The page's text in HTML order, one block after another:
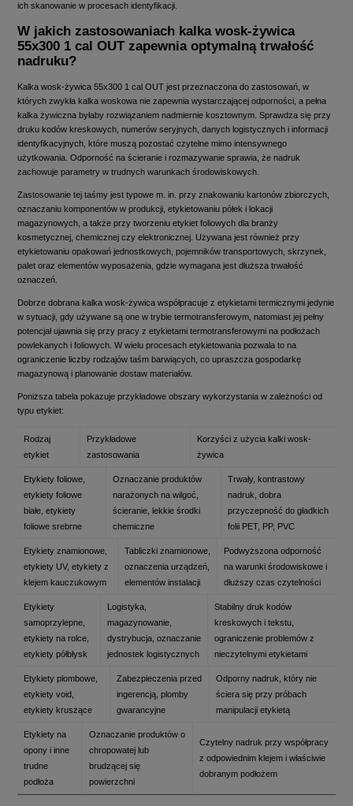
ich skanowanie w procesach identyfikacji.
W jakich zastosowaniach kalka wosk-żywica
55x300 1 cal OUT zapewnia optymalną trwałość
nadruku?
Kalka wosk-żywica 55x300 1 cal OUT jest przeznaczona do zastosowań, w
których zwykła kalka woskowa nie zapewnia wystarczającej odporności, a pełna
kalka żywiczna byłaby rozwiązaniem nadmiernie kosztownym. Sprawdza się przy
druku kodów kreskowych, numerów seryjnych, danych logistycznych i informacji
identyfikacyjnych, które muszą pozostać czytelne mimo intensywnego
użytkowania. Odporność na ścieranie i rozmazywanie sprawia, że nadruk
zachowuje parametry w trudnych warunkach środowiskowych.
Zastosowanie tej taśmy jest typowe m. in. przy znakowaniu kartonów zbiorczych,
oznaczaniu komponentów w produkcji, etykietowaniu półek i lokacji
magazynowych, a także przy tworzeniu etykiet foliowych dla branży
kosmetycznej, chemicznej czy elektronicznej. Używana jest również przy
etykietowaniu opakowań jednostkowych, pojemników transportowych, skrzynek,
palet oraz elementów wyposażenia, gdzie wymagana jest dłuższa trwałość
oznaczeń.
Dobrze dobrana kalka wosk-żywica współpracuje z etykietami termicznymi jedynie
w sytuacji, gdy używane są one w trybie termotransferowym, natomiast jej pełny
potencjał ujawnia się przy pracy z etykietami termotransferowymi na podłożach
powlekanych i foliowych. W wielu procesach etykietowania pozwala to na
ograniczenie liczby rodzajów taśm barwiących, co upraszcza gospodarkę
magazynową i planowanie dostaw materiałów.
Poniższa tabela pokazuje przykładowe obszary wykorzystania w zależności od
typu etykiet:
Rodzaj
etykiet
Przykładowe
zastosowania
Korzyści z użycia kalki wosk-
żywica
Etykiety foliowe,
etykiety foliowe
białe, etykiety
foliowe srebrne
Oznaczanie produktów
narażonych na wilgoć,
ścieranie, lekkie środki
chemiczne
Trwały, kontrastowy
nadruk, dobra
przyczepność do gładkich
folii PET, PP, PVC
Etykiety znamionowe,
etykiety UV, etykiety z
klejem kauczukowym
Tabliczki znamionowe,
oznaczenia urządzeń,
elementów instalacji
Podwyższona odporność
na warunki środowiskowe i
dłuższy czas czytelności
Etykiety
samoprzylepne,
etykiety na rolce,
etykiety półbłysk
Logistyka,
magazynowanie,
dystrybucja, oznaczanie
jednostek logistycznych
Stabilny druk kodów
kreskowych i tekstu,
ograniczenie problemów z
nieczytelnymi etykietami
Etykiety plombowe,
etykiety void,
etykiety kruszące
Zabezpieczenia przed
ingerencją, plomby
gwarancyjne
Odporny nadruk, który nie
ściera się przy próbach
manipulacji etykietą
Etykiety na
opony i inne
trudne
podłoża
Oznaczanie produktów o
chropowatej lub
brudzącej się
powierzchni
Czytelny nadruk przy współpracy
z odpowiednim klejem i właściwie
dobranym podłożem